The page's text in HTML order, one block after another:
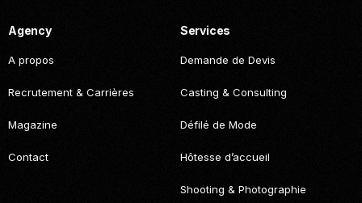
Agency
A propos
Recrutement & Carrières
Magazine
Contact
Services
Demande de Devis
Casting & Consulting
Défilé de Mode
Hôtesse d’accueil
Shooting & Photographie